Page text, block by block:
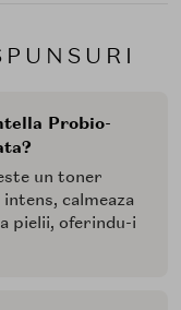
Probio-
un toner
calmeaza
pielii, oferindu-i